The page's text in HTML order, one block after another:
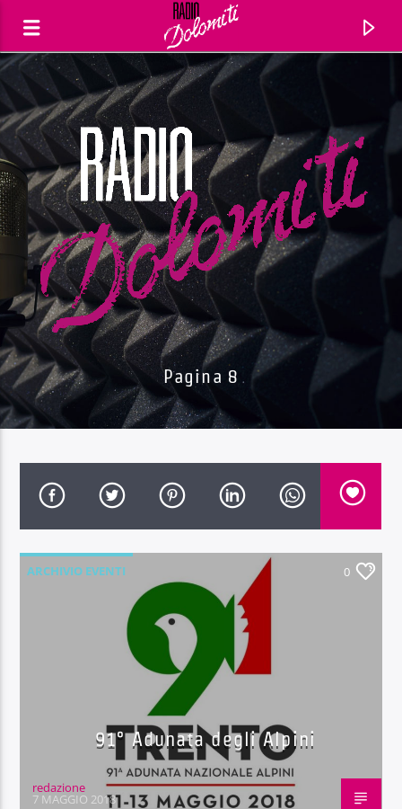
Traccia corrente
Titolo
Artista
Radio Dolomiti
Pagina 8
ARCHIVIO EVENTI 0
91° Adunata degli Alpini
redazione
7 MAGGIO 2018